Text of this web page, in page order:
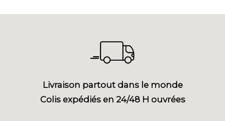
Livraison partout dans le monde
Colis expédiés en 24/48 H ouvrées